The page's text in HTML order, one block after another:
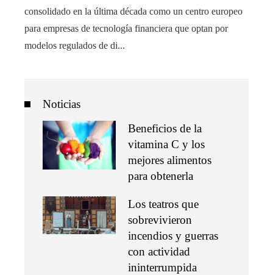
consolidado en la última década como un centro europeo
para empresas de tecnología financiera que optan por
modelos regulados de di...
Noticias
Beneficios de la
vitamina C y los
mejores alimentos
para obtenerla
Los teatros que
sobrevivieron
incendios y guerras
con actividad
ininterrumpida